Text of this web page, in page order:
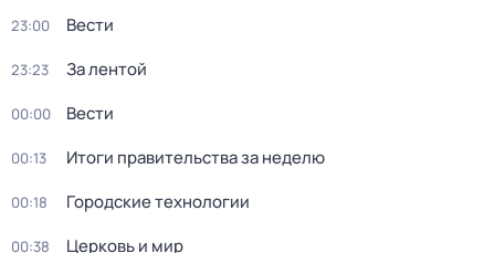
23:00 Вести
23:23 За лентой
00:00 Вести
00:13 Итоги правительства за неделю
00:18 Городские технологии
00:38 Церковь и мир